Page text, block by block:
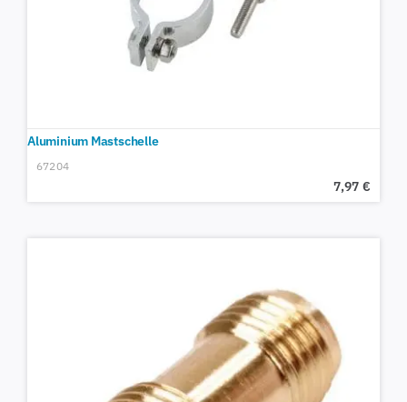
Aluminium Mastschelle
67204
7,97 €